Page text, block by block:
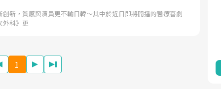
創新，質感與演員更不輸日韓～其中於近日即將開播的醫療喜劇
外科》更
1
心議題。然而，健檢不只是醫療院所的服